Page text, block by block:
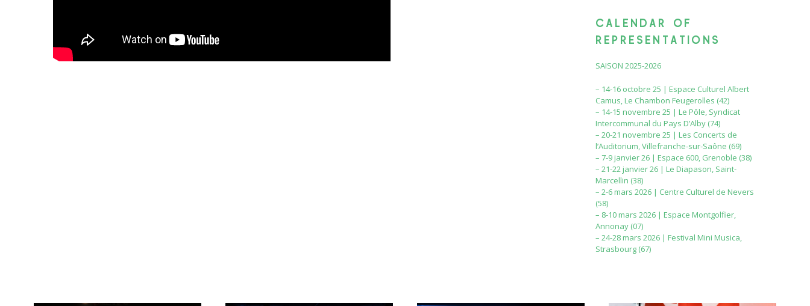
CALENDAR OF
REPRESENTATIONS
SAISON 2025-2026
– 14-16 octobre 25 | Espace Culturel Albert
Camus, Le Chambon Feugerolles (42)
– 14-15 novembre 25 | Le Pôle, Syndicat
Intercommunal du Pays D’Alby (74)
– 20-21 novembre 25 | Les Concerts de
l’Auditorium, Villefranche-sur-Saône (69)
– 7-9 janvier 26 | Espace 600, Grenoble (38)
– 21-22 janvier 26 | Le Diapason, Saint-
Marcellin (38)
– 2-6 mars 2026 | Centre Culturel de Nevers
(58)
– 8-10 mars 2026 | Espace Montgolfier,
Annonay (07)
– 24-28 mars 2026 | Festival Mini Musica,
Strasbourg (67)